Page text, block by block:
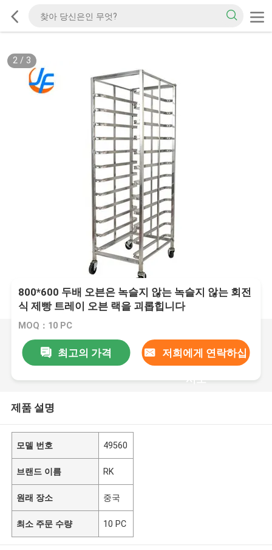
2/ 3
800*600 두배 오븐은 녹슬지 않는 녹슬지 않는 회전
식 제빵 트레이 오븐 랙을 괴롭힙니다
MOQ：10 PC
최고의 가격 저희에게 연락하십
시오
제품 설명
모델 번호 49560
브랜드 이름 RK
원래 장소 중국
최소 주문 수량 10 PC